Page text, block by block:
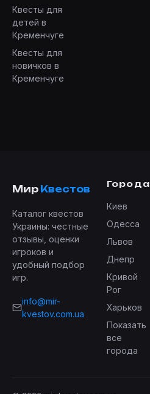
Квесты для
детей в
Кременчуге
Квесты для
новичков в
Кременчуге
Мир Квестов
Каталог квестов
Украины: честные
отзывы, оценки
игроков и
удобный подбор
игр.
info@mir-
kvestov.com.ua
Города
Киев
Одесса
Львов
Днепр
Кривой
Рог
Харьков
Показать
все
города